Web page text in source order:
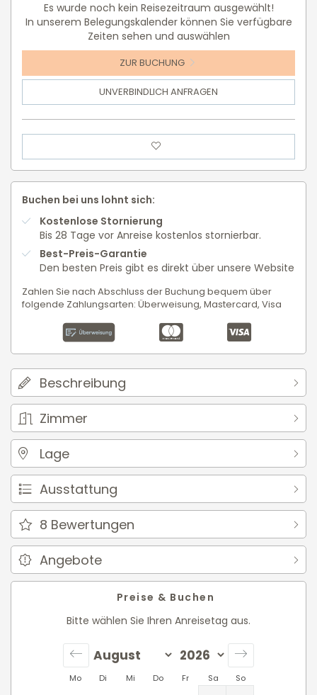
Es wurde noch kein Reisezeitraum ausgewählt!
In unserem Belegungskalender können Sie verfügbare
Zeiten sehen und auswählen
ZUR BUCHUNG
UNVERBINDLICH ANFRAGEN
Buchen bei uns lohnt sich:
Kostenlose Stornierung
Bis 28 Tage vor Anreise kostenlos stornierbar.
Best-Preis-Garantie
Den besten Preis gibt es direkt über unsere Website
Zahlen Sie nach Abschluss der Buchung bequem über
folgende Zahlungsarten: Überweisung, Mastercard, Visa
Beschreibung
Zimmer
Lage
Ausstattung
8 Bewertungen
Angebote
Preise & Buchen
Bitte wählen Sie Ihren Anreisetag aus.
Mo Di Mi Do Fr Sa So